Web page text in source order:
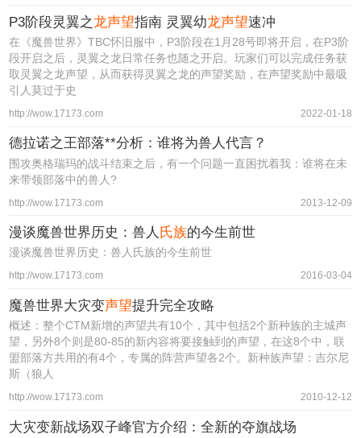
P3阶段灵翼之龙声望指南 灵翼幼龙声望速冲
在《魔兽世界》TBC怀旧服中，P3阶段在1月28号即将开启，在P3阶
段开启之后，灵翼之龙日常任务也随之开启。玩家们可以完成任务获
取灵翼之龙声望，从而获得灵翼之龙的声望奖励，在声望奖励中最吸
引人莫过于史
http://wow.17173.com 2022-01-18
德拉诺之王部落**分析：谁将为兽人代言？
围攻奥格瑞玛的战斗结束之后，有一个问题一直困扰着我：谁将在未
来带领部落中的兽人?
http://wow.17173.com 2013-12-09
漫谈魔兽世界历史：兽人 氏族的今生前世
漫谈魔兽世界历史：兽人氏族的今生前世
http://wow.17173.com 2016-03-04
魔兽世界大灾变声望提升完全攻略
概述：整个CTM新增的声望共有10个，其中包括2个新种族的主城声
望，另外8个则是80-85的新内容将要接触到的声望，在这8个中，联
盟部落方共用的有4个，专属的阵营声望各2个。新种族声望：吉尔尼
斯（狼人
http://wow.17173.com 2010-12-12
大灾变新战场双子峰官方介绍：全新的夺旗战场